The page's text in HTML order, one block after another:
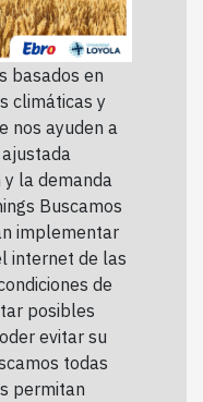
basados en
climáticas y
nos ayuden a
la demanda
Buscamos
implementar
internet de las
de
posibles
evitar su
todas
permitan